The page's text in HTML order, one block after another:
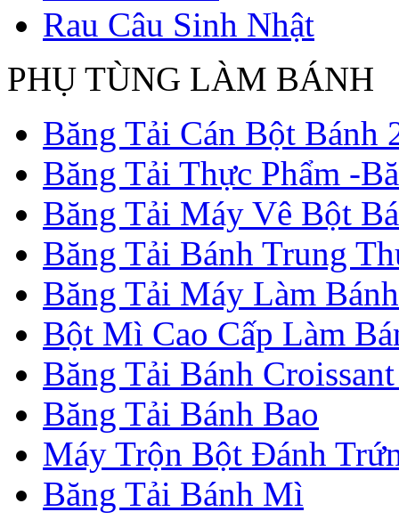
Rau Câu Sinh Nhật
PHỤ TÙNG LÀM BÁNH
Băng Tải Cán Bột Bánh
Băng Tải Thực Phẩm -
Băng Tải Máy Vê Bột
Băng Tải Bánh Trung
Băng Tải Máy Làm
Bột Mì Cao Cấp Làm
Băng Tải Bánh
Băng Tải Bánh Bao
Máy Trộn Bột Đánh
Băng Tải Bánh Mì